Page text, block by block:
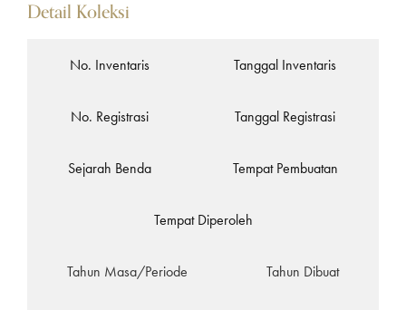
Detail Koleksi
No. Inventaris Tanggal Inventaris
No. Registrasi Tanggal Registrasi
Sejarah Benda Tempat Pembuatan
Tempat Diperoleh
Tahun Masa/Periode Tahun Dibuat